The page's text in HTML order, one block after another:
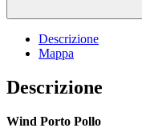
Descrizione
Mappa
Descrizione
Wind Porto Pollo